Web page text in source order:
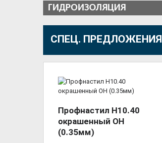
ГИДРОИЗОЛЯЦИЯ
СПЕЦ. ПРЕДЛОЖЕНИЯ
Профнастил Н10.40
окрашенный ОН
(0.35мм)